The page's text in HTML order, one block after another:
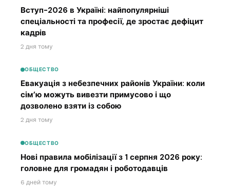
Вступ-2026 в Україні: найпопулярніші
спеціальності та професії, де зростає дефіцит
кадрів
2 дня тому
ОБЩЕСТВО
Евакуація з небезпечних районів України: коли
сім’ю можуть вивезти примусово і що
дозволено взяти із собою
2 дня тому
ОБЩЕСТВО
Нові правила мобілізації з 1 серпня 2026 року:
головне для громадян і роботодавців
6 дней тому